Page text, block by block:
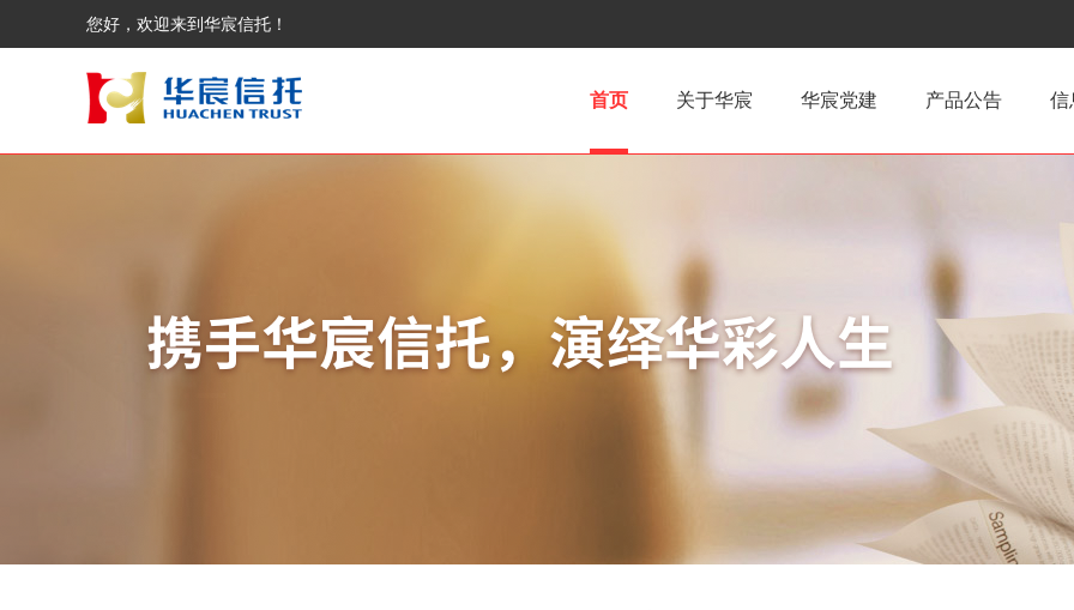
您好，欢迎来到华宸信托！
首页 关于华宸 华宸党建 产品公告 信